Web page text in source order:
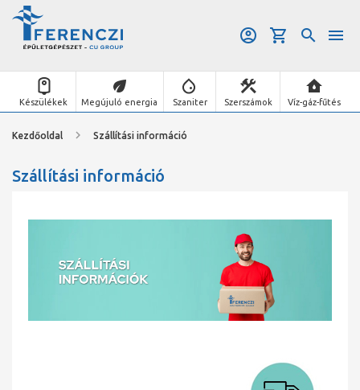
Készülékek Megújuló energia Szaniter Szerszámok Víz-gáz-fűtés
Kezdőoldal Szállítási információ
Szállítási információ